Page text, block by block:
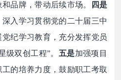
和品牌，带动后续市场。
四是
入学习贯彻党的二十届三中
纪学习教育，充分发挥党员
级双创工程”。 五是加强项目
的培养力度，鼓励职工考取